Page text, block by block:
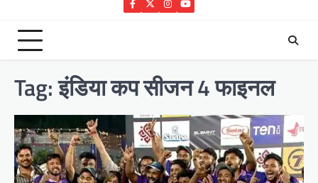
Facebook
TwitterInstagram
YouTube
Tag:इंडिया कप सीजन 4 फाइनल